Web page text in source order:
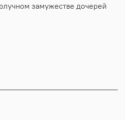
замужестве дочерей